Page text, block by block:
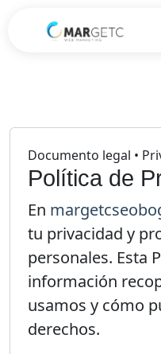
Documento legal •
Política de
En
tu privacidad y
personales. Esta
información
usamos y cómo
derechos.